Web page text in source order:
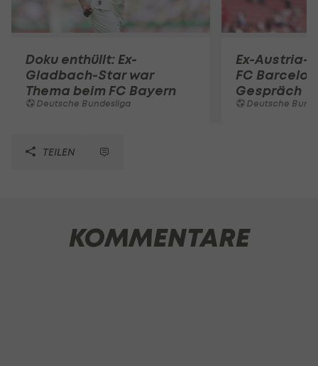
Doku enthüllt: Ex-
Gladbach-Star war
Thema beim FC Bayern
Deutsche Bundesliga
Ex-Austria-
FC
Gespräch
Deutsche
TEILEN
KOMMENTARE